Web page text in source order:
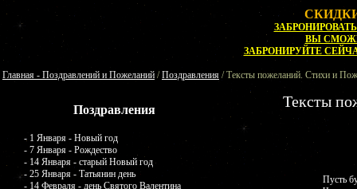
ВЫ
ЗАБРОНИРУЙТЕ
Главная - Поздравлений и Пожеланий /Поздравления / Тексты пожеланий. Стихи и
Поздравления
- 1 Января - Новый год
- 7 Января - Рождество
- 14 Января - старый Новый год
- 25 Января - Татьянин день
- 14 Февраля - день Святого Валентина
Тексты
Пусть